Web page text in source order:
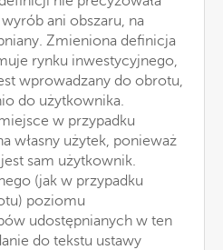
ani obszaru, na
Zmieniona definicja
rynku inwestycyjnego,
wprowadzany do obrotu,
do użytkownika.
w przypadku
własny użytek, ponieważ
sam użytkownik.
(jak w przypadku
poziomu
udostępnianych w ten
do tekstu ustawy